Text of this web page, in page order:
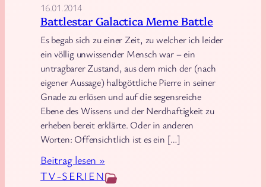
TV-SERIEN
16.01.2014
Battlestar Galactica Meme Battle
Es begab sich zu einer Zeit, zu welcher ich leider
ein völlig unwissender Mensch war – ein
untragbarer Zustand, aus dem mich der (nach
eigener Aussage) halbgöttliche Pierre in seiner
Gnade zu erlösen und auf die segensreiche
Ebene des Wissens und der Nerdhaftigkeit zu
erheben bereit erklärte. Oder in anderen
Worten: Offensichtlich ist es ein […]
Beitrag lesen »:
B